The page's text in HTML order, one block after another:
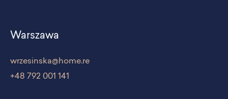
Warszawa
wrzesinska@home.re
+48 792 001 141